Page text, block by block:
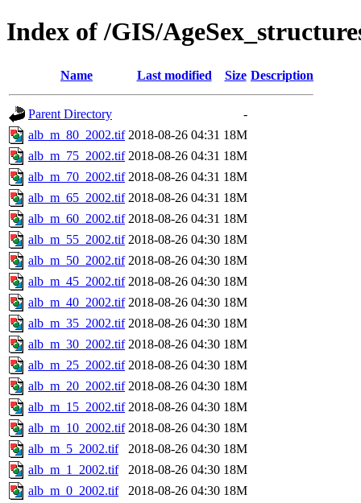
Index of /GIS/
Name Last modified Size Description
Parent Directory
-
alb_m_80_2002.tif 2018-08-26 04:31 18M
alb_m_75_2002.tif 2018-08-26 04:31 18M
alb_m_70_2002.tif 2018-08-26 04:31 18M
alb_m_65_2002.tif 2018-08-26 04:31 18M
alb_m_60_2002.tif 2018-08-26 04:31 18M
alb_m_55_2002.tif 2018-08-26 04:30 18M
alb_m_50_2002.tif 2018-08-26 04:30 18M
alb_m_45_2002.tif 2018-08-26 04:30 18M
alb_m_40_2002.tif 2018-08-26 04:30 18M
alb_m_35_2002.tif 2018-08-26 04:30 18M
alb_m_30_2002.tif 2018-08-26 04:30 18M
alb_m_25_2002.tif 2018-08-26 04:30 18M
alb_m_20_2002.tif 2018-08-26 04:30 18M
alb_m_15_2002.tif 2018-08-26 04:30 18M
alb_m_10_2002.tif 2018-08-26 04:30 18M
alb_m_5_2002.tif
2018-08-26 04:30 18M
alb_m_1_2002.tif
2018-08-26 04:30 18M
alb_m_0_2002.tif
2018-08-26 04:30 18M